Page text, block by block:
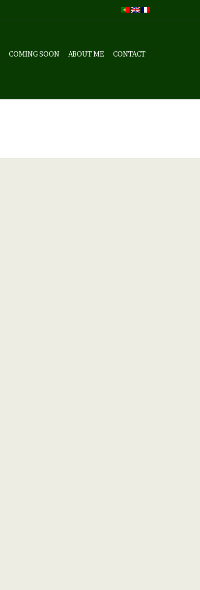
COMING SOON ABOUT ME CONTACT